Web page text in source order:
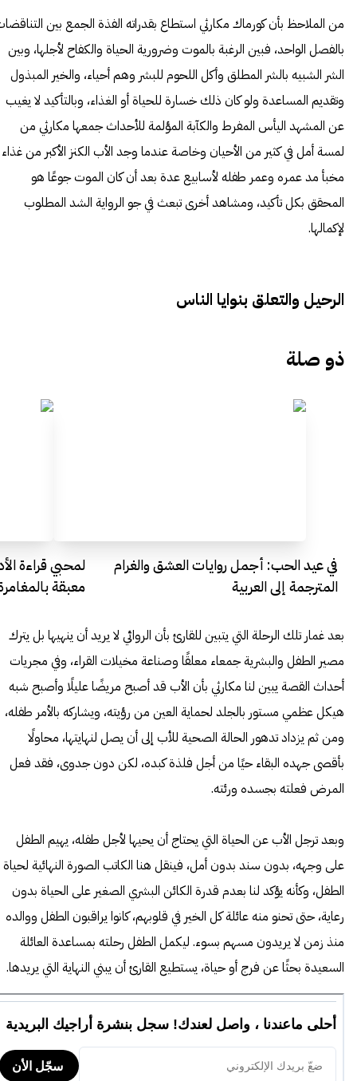
من الملاحظ بأن كورماك مكارثي استطاع بقدراته الفذة الجمع بين
بالفصل الواحد، فبين الرغبة بالموت وضرورية الحياة والكفاح لأجلها، وبين
الشر الشبيه بالشر المطلق وأكل اللحوم للبشر وهم أحياء، والخير المبذول
وتقديم المساعدة ولو كان ذلك خسارة للحياة أو الغذاء، وبالتأكيد لا يغيب
عن المشهد اليأس المفرط والكآبة المؤلمة للأحداث جمعها مكارثي من
لمسة أمل في كثير من الأحيان وخاصة عندما وجد الأب الكنز الأكبر من غذاء
مخبأ مد عمره وعمر طفله لأسابيع عدة بعد أن كان الموت جوعًا هو
المحقق بكل تأكيد، ومشاهد أخرى تبعث في جو الرواية الشد المطلوب
لإكمالها.
الرحيل والتعلق بنوايا الناس
ذو صلة
في عيد الحب: أجمل روايات العشق والغرام
المترجمة إلى العربية
لمحبي قراءة
معبقة
بعد غمار تلك الرحلة التي يتبين للقارئ بأن الروائي لا يريد أن ينهيها بل يترك
مصير الطفل والبشرية جمعاء معلقًا وصناعة مخيلات القراء، وفي مجريات
أحداث القصة يبين لنا مكارثي بأن الأب قد أصبح مريضًا عليلًا وأصبح شبه
هيكل عظمي مستور بالجلد لحماية العين من رؤيته، ويشاركه بالأمر طفله،
ومن ثم يزداد تدهور الحالة الصحية للأب إلى أن يصل لنهايتها، محاولًا
بأقصى جهده البقاء حيًا من أجل فلذة كبده، لكن دون جدوى، فقد فعل
المرض فعلته بجسده ورئته.
وبعد ترجل الأب عن الحياة التي يحتاج أن يحيها لأجل طفله، يهيم الطفل
على وجهه، بدون سند بدون أمل، فينقل هنا الكاتب الصورة النهائية لحياة
الطفل، وكأنه يؤكد لنا بعدم قدرة الكائن البشري الصغير على الحياة بدون
رعاية، حتى تحنو منه عائلة كل الخير في قلوبهم، كانوا يراقبون الطفل ووالده
منذ زمن لا يريدون مسهم بسوء. ليكمل الطفل رحلته بمساعدة العائلة
السعيدة بحثًا عن فرج أو حياة، يستطيع القارئ أن يبني النهاية التي يريدها.